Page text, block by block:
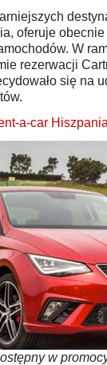
oferuje
W
rezerwacji
się na
a-car
w